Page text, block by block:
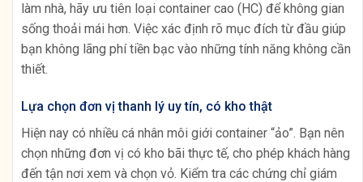
làm nhà, hãy ưu tiên loại container cao (HC) để không gian
sống thoải mái hơn. Việc xác định rõ mục đích từ đầu giúp
bạn không lãng phí tiền bạc vào những tính năng không cần
thiết.
Lựa chọn đơn vị thanh lý uy tín, có kho thật
Hiện nay có nhiều cá nhân môi giới container “ảo”. Bạn nên
chọn những đơn vị có kho bãi thực tế, cho phép khách hàng
đến tận nơi xem và chọn vỏ. Kiểm tra các chứng chỉ giám